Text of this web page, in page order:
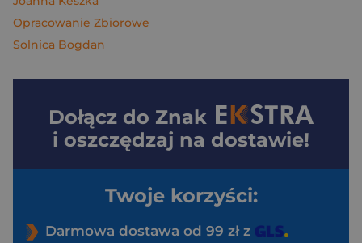
Opracowanie Zbiorowe
Solnica Bogdan
Dołącz do Znak
i oszczędzaj na dostawie!
Twoje korzyści:
Darmowa dostawa od 99 zł z